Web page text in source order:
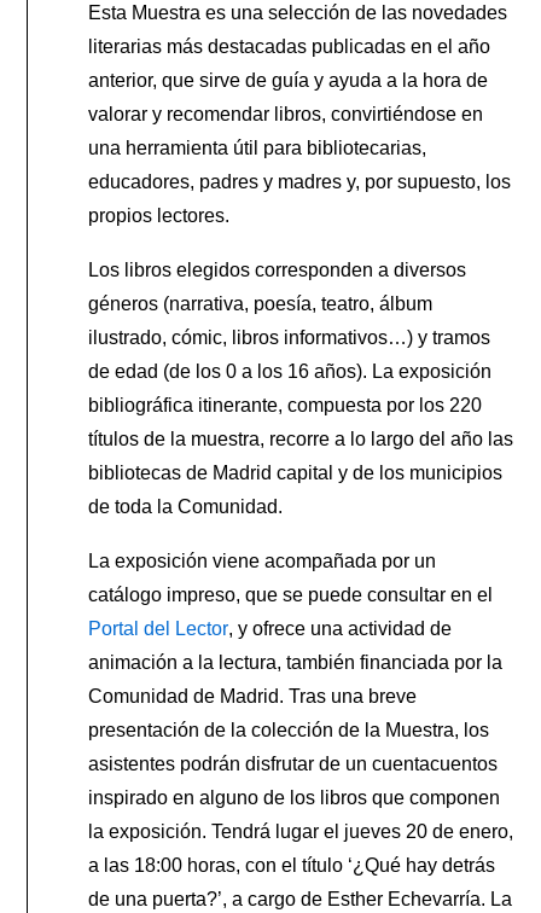
Esta Muestra es una selección de las novedades
literarias más destacadas publicadas en el año
anterior, que sirve de guía y ayuda a la hora de
valorar y recomendar libros, convirtiéndose en
una herramienta útil para bibliotecarias,
educadores, padres y madres y, por supuesto, los
propios lectores.
Los libros elegidos corresponden a diversos
géneros (narrativa, poesía, teatro, álbum
ilustrado, cómic, libros informativos…) y tramos
de edad (de los 0 a los 16 años). La exposición
bibliográfica itinerante, compuesta por los 220
títulos de la muestra, recorre a lo largo del año las
bibliotecas de Madrid capital y de los municipios
de toda la Comunidad.
La exposición viene acompañada por un
catálogo impreso, que se puede consultar en el
Portal del Lector, y ofrece una actividad de
animación a la lectura, también financiada por la
Comunidad de Madrid. Tras una breve
presentación de la colección de la Muestra, los
asistentes podrán disfrutar de un cuentacuentos
inspirado en alguno de los libros que componen
la exposición. Tendrá lugar el jueves 20 de enero,
a las 18:00 horas, con el título ‘¿Qué hay detrás
de una puerta?’, a cargo de Esther Echevarría. La